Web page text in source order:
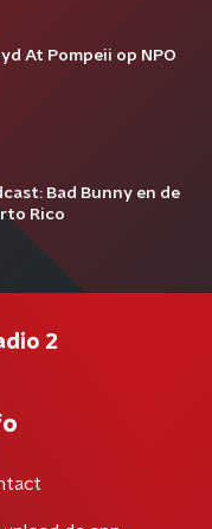
At Pompeii op NPO
Bad Bunny en de
Rico
2